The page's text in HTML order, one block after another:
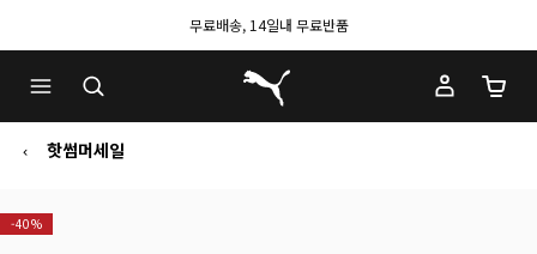
무료배송, 14일내 무료반품
푸마 홈
장바
핫썸머세일
-40%